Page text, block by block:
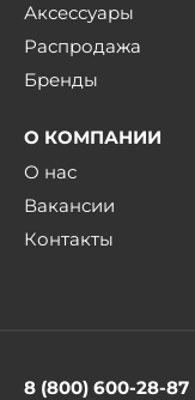
Аксессуары
Распродажа
Бренды
О КОМПАНИИ
О нас
Вакансии
Контакты
8 (800) 600-28-87